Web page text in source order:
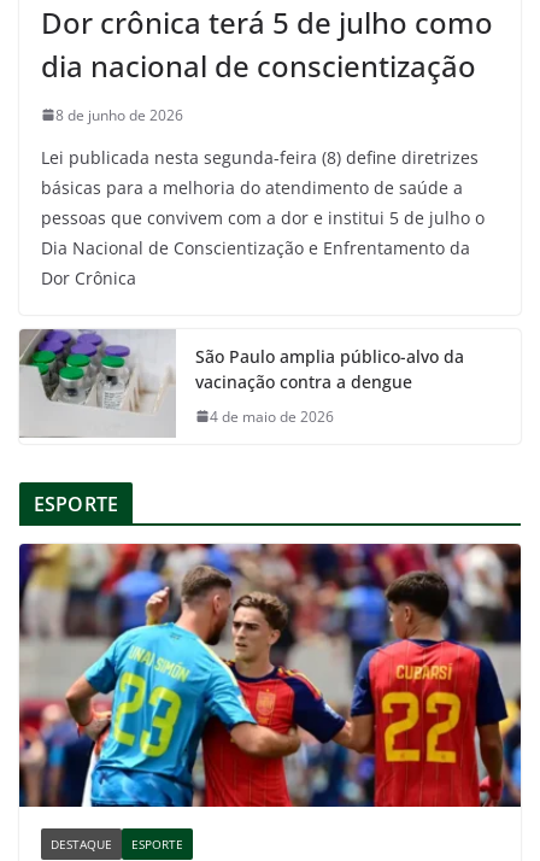
Dor crônica terá 5 de julho como
dia nacional de conscientização
8 de junho de 2026
Lei publicada nesta segunda-feira (8) define diretrizes
básicas para a melhoria do atendimento de saúde a
pessoas que convivem com a dor e institui 5 de julho o
Dia Nacional de Conscientização e Enfrentamento da
Dor Crônica
São Paulo amplia público-alvo da
vacinação contra a dengue
4 de maio de 2026
ESPORTE
DESTAQUE ESPORTE